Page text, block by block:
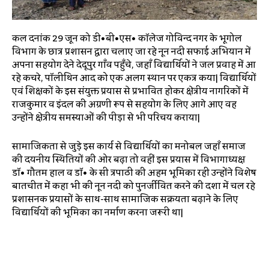
कल दिनांक 29 जून को डी•बी•एस• कॉलेज गोविन्द नगर के भूगोल
विभाग के छात्र प्रशासन द्वारा चलाए जा रहे नून नदी सफाई अभियान में
अपना सहयोग देने देदूपुर गाँव पहुँचे, जहाँ विद्यार्थियों ने जल प्रवाह में आ
रहे कचरे, पॉलीथिन आदि को एक अलग स्थान पर एकत्र किया| विद्यार्थियों
एवं शिक्षकों के इस संयुक्त प्रयास से प्रभावित होकर क्षेत्रीय नागरिकों में
राजकुमार व इंदल की अग्रणी रूप से सहयोग के लिए आगे आए वह
उन्होंने क्षेत्रीय समस्याओं की पीड़ा से भी परिचय कराया|
सामाजिकता से जुड़े इस कार्य से विद्यार्थियों का मनोबल जहाँ समाज
की दयनीय स्थितियों की ओर बढ़ा तो वहीं इस प्रयास में विभागाध्यक्ष
डॉ• गौतम हाल व डॉ• के सी त्रिपाठी की अहम भूमिका रही उन्होंने विशेष
बातचीत में कहा भी की नून नदी को पुनर्जीवित करने की दिशा में चल रहे
प्रशासनिक प्रयासों के साथ-साथ सामाजिक सक्रियता बढ़ाने के लिए
विद्यार्थियों की भूमिका का निर्माण करना जरूरी था|